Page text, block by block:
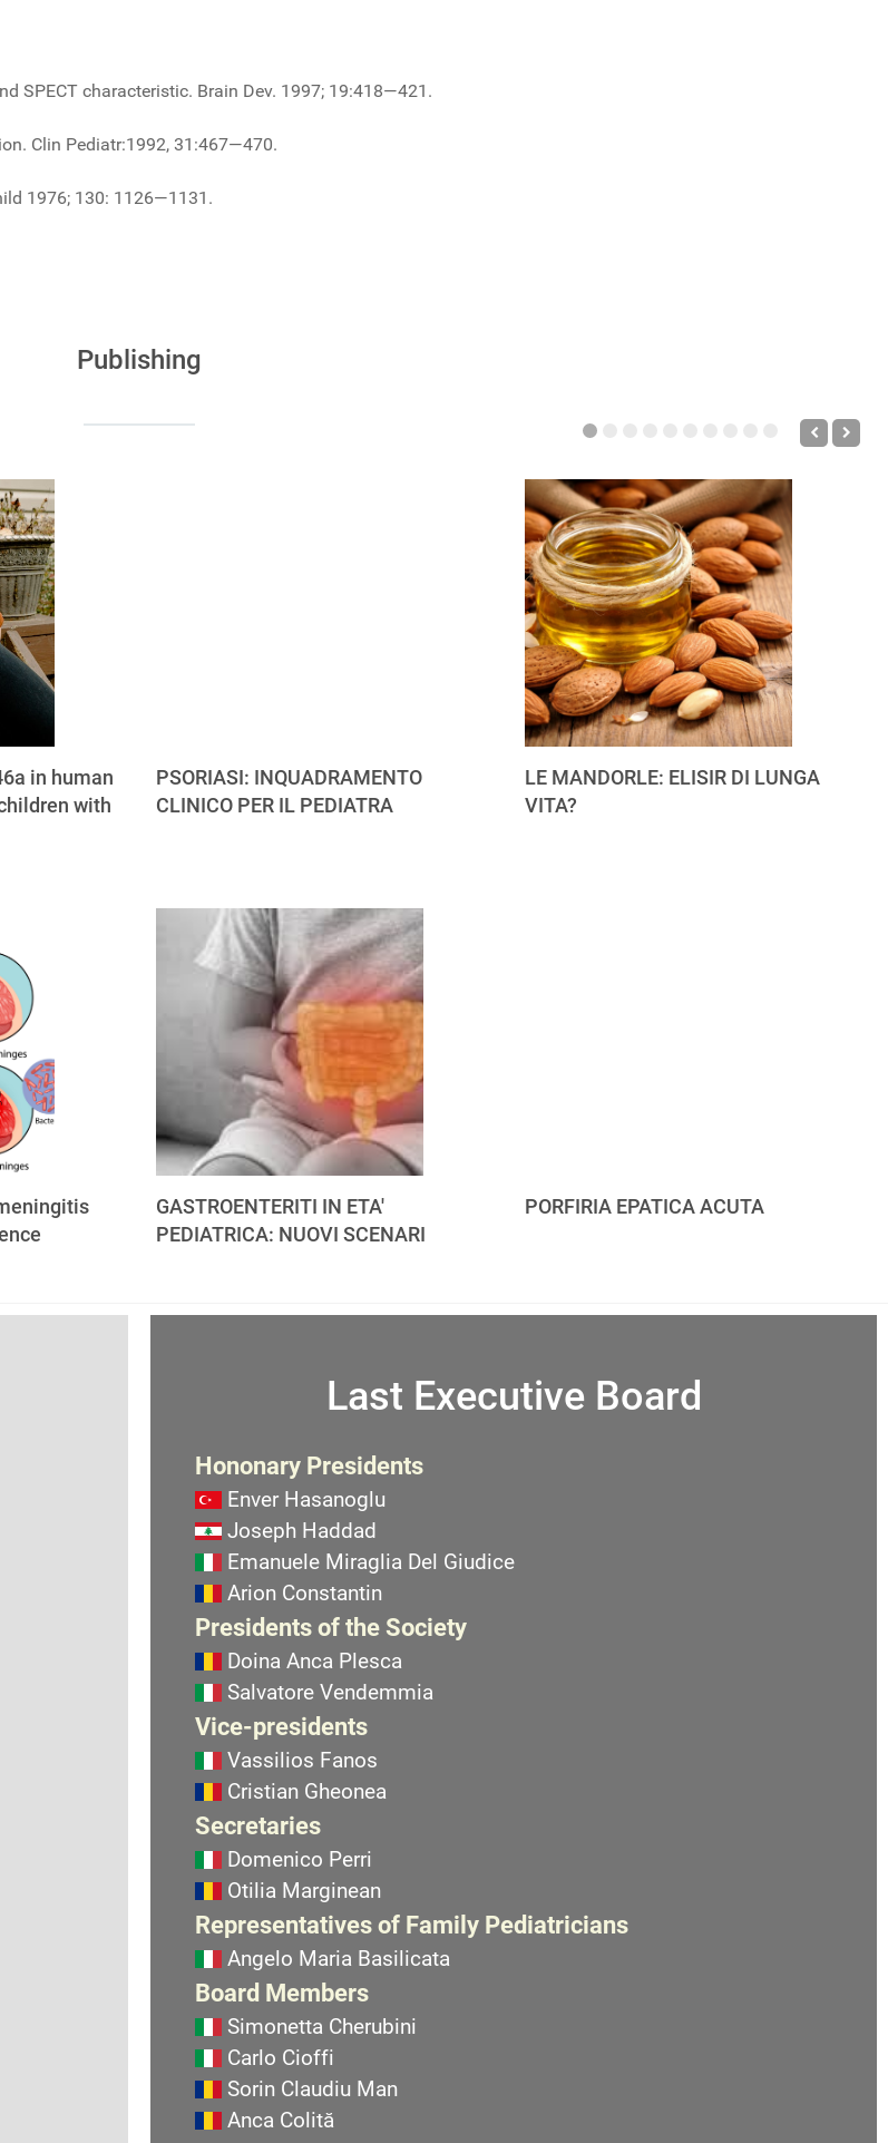
SPECT characteristic. Brain Dev. 1997; 19:418—421.
Clin Pediatr:1992, 31:467—470.
1976; 130: 1126—1131.
Publishing
in human
with
PSORIASI: INQUADRAMENTO
CLINICO PER IL PEDIATRA
LE MANDORLE: ELISIR DI LUNGA
VITA?
GASTROENTERITI IN ETA'
PEDIATRICA: NUOVI SCENARI
PORFIRIA EPATICA ACUTA
Last Executive Board
Hononary Presidents
Enver Hasanoglu
Joseph Haddad
Emanuele Miraglia Del Giudice
Arion Constantin
Presidents of the Society
Doina Anca Plesca
Salvatore Vendemmia
Vice-presidents
Vassilios Fanos
Cristian Gheonea
Secretaries
Domenico Perri
Otilia Marginean
Representatives of Family Pediatricians
Angelo Maria Basilicata
Board Members
Simonetta Cherubini
Carlo Cioffi
Sorin Claudiu Man
Anca Colită